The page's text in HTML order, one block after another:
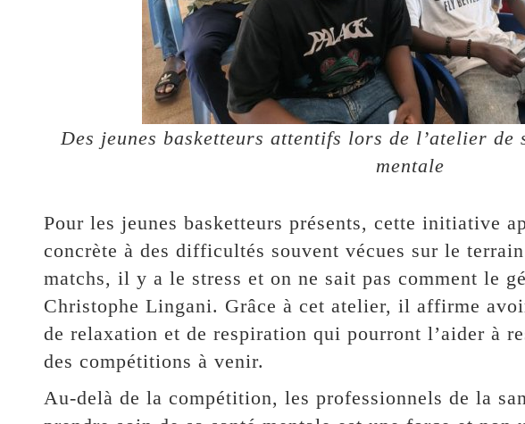
Des jeunes basketteurs attentifs lors de l’atelier
mentale
Pour les jeunes basketteurs présents, cette initiative
concrète à des difficultés souvent vécues sur le
matchs, il y a le stress et on ne sait pas comment le
Christophe Lingani. Grâce à cet atelier, il affirme
de relaxation et de respiration qui pourront l’aider à
des compétitions à venir.
Au-delà de la compétition, les professionnels de la